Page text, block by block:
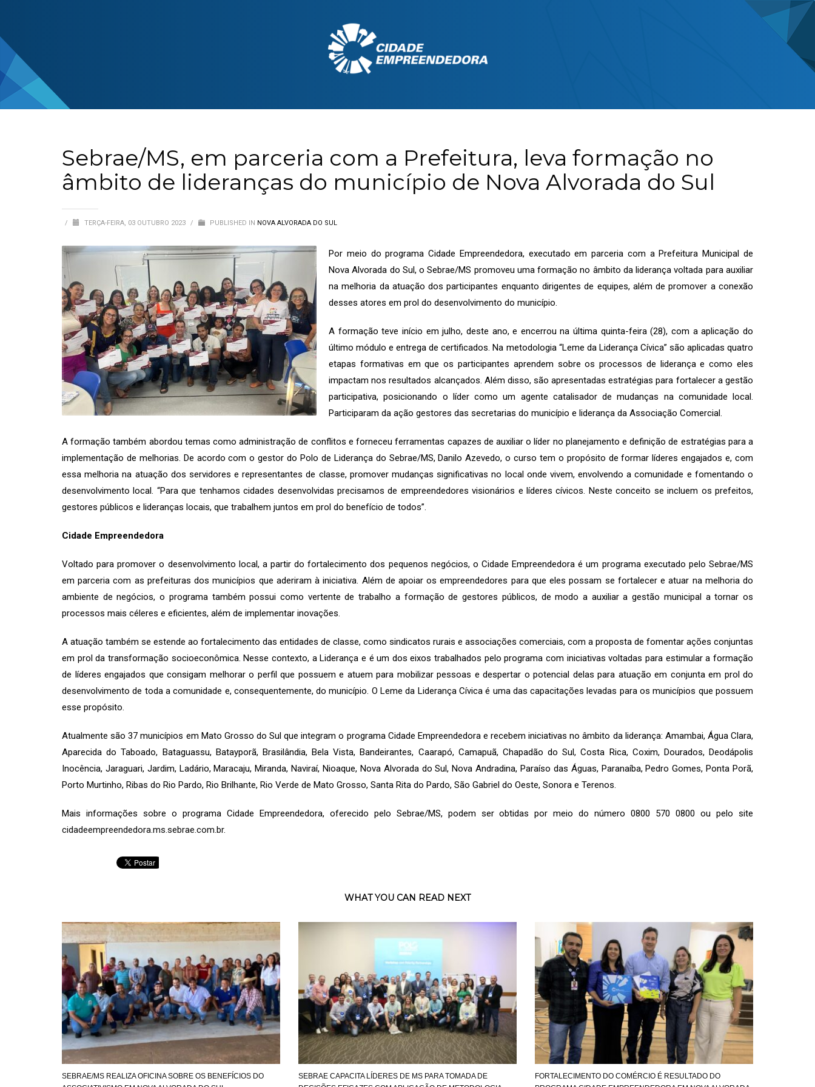
Sebrae/MS, em parceria com a Prefeitura, leva formação no
âmbito de lideranças do município de Nova Alvorada do Sul
/ TERÇA-FEIRA, 03 OUTUBRO 2023 / PUBLISHED IN NOVA ALVORADA DO SUL
Por meio do programa Cidade Empreendedora, executado em parceria com a Prefeitura Municipal de
Nova Alvorada do Sul, o Sebrae/MS promoveu uma formação no âmbito da liderança voltada para auxiliar
na melhoria da atuação dos participantes enquanto dirigentes de equipes, além de promover a conexão
desses atores em prol do desenvolvimento do município.
A formação teve início em julho, deste ano, e encerrou na última quinta-feira (28), com a aplicação do
último módulo e entrega de certificados. Na metodologia “Leme da Liderança Cívica” são aplicadas quatro
etapas formativas em que os participantes aprendem sobre os processos de liderança e como eles
impactam nos resultados alcançados. Além disso, são apresentadas estratégias para fortalecer a gestão
participativa, posicionando o líder como um agente catalisador de mudanças na comunidade local.
Participaram da ação gestores das secretarias do município e liderança da Associação Comercial.
A formação também abordou temas como administração de conflitos e forneceu ferramentas capazes de auxiliar o líder no planejamento e definição de estratégias para a
implementação de melhorias. De acordo com o gestor do Polo de Liderança do Sebrae/MS, Danilo Azevedo, o curso tem o propósito de formar líderes engajados e, com
essa melhoria na atuação dos servidores e representantes de classe, promover mudanças significativas no local onde vivem, envolvendo a comunidade e fomentando o
desenvolvimento local. “Para que tenhamos cidades desenvolvidas precisamos de empreendedores visionários e líderes cívicos. Neste conceito se incluem os prefeitos,
gestores públicos e lideranças locais, que trabalhem juntos em prol do benefício de todos”.
Cidade Empreendedora
Voltado para promover o desenvolvimento local, a partir do fortalecimento dos pequenos negócios, o Cidade Empreendedora é um programa executado pelo Sebrae/MS
em parceria com as prefeituras dos municípios que aderiram à iniciativa. Além de apoiar os empreendedores para que eles possam se fortalecer e atuar na melhoria do
ambiente de negócios, o programa também possui como vertente de trabalho a formação de gestores públicos, de modo a auxiliar a gestão municipal a tornar os
processos mais céleres e eficientes, além de implementar inovações.
A atuação também se estende ao fortalecimento das entidades de classe, como sindicatos rurais e associações comerciais, com a proposta de fomentar ações conjuntas
em prol da transformação socioeconômica. Nesse contexto, a Liderança e é um dos eixos trabalhados pelo programa com iniciativas voltadas para estimular a formação
de líderes engajados que consigam melhorar o perfil que possuem e atuem para mobilizar pessoas e despertar o potencial delas para atuação em conjunta em prol do
desenvolvimento de toda a comunidade e, consequentemente, do município. O Leme da Liderança Cívica é uma das capacitações levadas para os municípios que possuem
esse propósito.
Atualmente são 37 municípios em Mato Grosso do Sul que integram o programa Cidade Empreendedora e recebem iniciativas no âmbito da liderança: Amambai, Água Clara,
Aparecida do Taboado, Bataguassu, Batayporã, Brasilândia, Bela Vista, Bandeirantes, Caarapó, Camapuã, Chapadão do Sul, Costa Rica, Coxim, Dourados, Deodápolis
Inocência, Jaraguari, Jardim, Ladário, Maracaju, Miranda, Naviraí, Nioaque, Nova Alvorada do Sul, Nova Andradina, Paraíso das Águas, Paranaíba, Pedro Gomes, Ponta Porã,
Porto Murtinho, Ribas do Rio Pardo, Rio Brilhante, Rio Verde de Mato Grosso, Santa Rita do Pardo, São Gabriel do Oeste, Sonora e Terenos.
Mais informações sobre o programa Cidade Empreendedora, oferecido pelo Sebrae/MS, podem ser obtidas por meio do número 0800 570 0800 ou pelo site
cidadeempreendedora.ms.sebrae.com.br.
WHAT YOU CAN READ NEXT
SEBRAE/MS REALIZA OFICINA SOBRE OS BENEFÍCIOS DO
SEBRAE CAPACITA LÍDERES DE MS PARA TOMADA DE
FORTALECIMENTO DO COMÉRCIO É RESULTADO DO